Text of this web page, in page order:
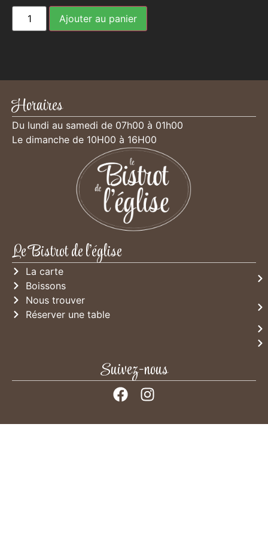
Ajouter au panier
Horaires
Du lundi au samedi de 07h00 à 01h00
Le dimanche de 10H00 à 16H00
Le Bistrot de l'église
La carte
Boissons
Nous trouver
Réserver une table
Suivez-nous